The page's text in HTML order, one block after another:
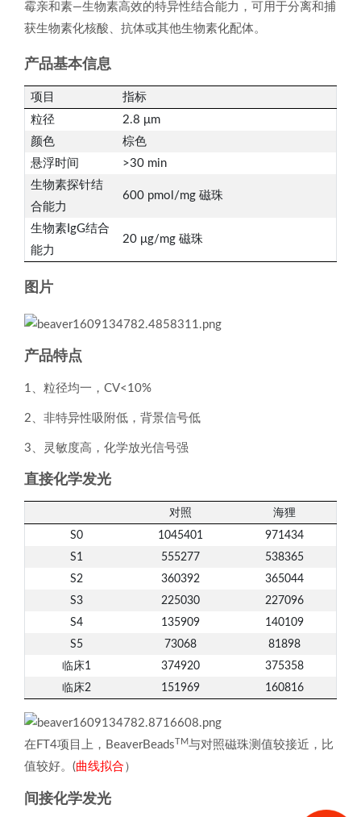
霉亲和素—生物素高效的特异性结合能力，可用于分离和捕
获生物素化核酸、抗体或其他生物素化配体。
产品基本信息
项目
指标
粒径
2.8 μm
颜色
棕色
悬浮时间
>30 min
生物素探针结
合能力
600 pmol/mg 磁珠
生物素IgG结合
能力
20 μg/mg 磁珠
图片
产品特点
1、粒径均一，CV<10%
2、非特异性吸附低，背景信号低
3、灵敏度高，化学放光信号强
直接化学发光
对照
海狸
S0
1045401
971434
S1
555277
538365
S2
360392
365044
S3
225030
227096
S4
135909
140109
S5
73068
81898
临床1
374920
375358
临床2
151969 160816
在FT4项目上，BeaverBeadsTM与对照磁珠测值较接近，比
值较好。(曲线拟合 ）
间接化学发光